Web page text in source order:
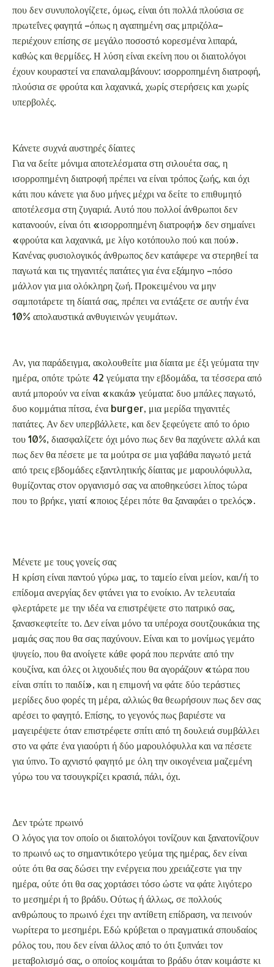
Κάνετε συχνά αυστηρές δίαιτες
Για να δείτε μόνιμα αποτελέσματα στη σιλουέτα σας, η
ισορροπημένη διατροφή πρέπει να είναι τρόπος ζωής, και όχι
κάτι που κάνετε για δυο μήνες μέχρι να δείτε το επιθυμητό
αποτέλεσμα στη ζυγαριά. Αυτό που πολλοί άνθρωποι δεν
κατανοούν, είναι ότι «ισορροπημένη διατροφή» δεν σημαίνει
«φρούτα και λαχανικά, με λίγο κοτόπουλο πού και πού».
μάλλον για μια ολόκληρη ζωή. Προκειμένου να μην
σαμποτάρετε τη δίαιτά σας, πρέπει να εντάξετε σε αυτήν ένα
10% απολαυστικά ανθυγιεινών γευμάτων.
Αν, για παράδειγμα, ακολουθείτε μια δίαιτα με έξι γεύματα την
ημέρα, οπότε τρώτε 42 γεύματα την εβδομάδα, τα τέσσερα από
αυτά μπορούν να είναι «κακά» γεύματα: δυο μπάλες παγωτό,
δυο κομμάτια πίτσα, ένα burger, μια μερίδα τηγανιτές
πατάτες. Αν δεν υπερβάλλετε, και δεν ξεφεύγετε από το όριο
του 10%, διασφαλίζετε όχι μόνο πως δεν θα παχύνετε αλλά και
πως δεν θα πέσετε με τα μούτρα σε μια γαβάθα παγωτό μετά
που το βρήκε, γιατί «ποιος ξέρει πότε θα ξαναφάει ο τρελός».
Μένετε με τους γονείς σας
Η κρίση είναι παντού γύρω μας, το ταμείο είναι μείον, και/ή το
επίδομα ανεργίας δεν φτάνει για το ενοίκιο. Αν τελευταία
φλερτάρετε με την ιδέα να επιστρέψετε στο πατρικό σας,
ξανασκεφτείτε το. Δεν είναι μόνο τα υπέροχα σουτζουκάκια της
μαμάς σας που θα σας παχύνουν. Είναι και το μονίμως γεμάτο
μερίδες δυο φορές τη μέρα, αλλιώς θα θεωρήσουν πως δεν σας
αρέσει το φαγητό. Επίσης, το γεγονός πως βαριέστε να
μαγειρέψετε όταν επιστρέφετε σπίτι από τη δουλειά συμβάλλει
στο να φάτε ένα γιαούρτι ή δύο μαρουλόφυλλα και να πέσετε
για ύπνο. Το αχνιστό φαγητό με όλη την οικογένεια μαζεμένη
γύρω του να τσουγκρίζει κρασιά, πάλι, όχι.
Δεν τρώτε πρωινό
Ο λόγος για τον οποίο οι διαιτολόγοι τονίζουν και ξανατονίζουν
το πρωινό ως το σημαντικότερο γεύμα της ημέρας, δεν είναι
ούτε ότι θα σας δώσει την ενέργεια που χρειάζεστε για την
ημέρα, ούτε ότι θα σας χορτάσει τόσο ώστε να φάτε λιγότερο
το μεσημέρι ή το βράδυ. Ούτως ή άλλως, σε πολλούς
ανθρώπους το πρωινό έχει την αντίθετη επίδραση, να πεινούν
μεταβολισμό σας, ο οποίος κοιμάται το βράδυ όταν κοιμάστε κι
εσείς. Αν δεν φάτε τίποτα το πρωί που θα ξυπνήσετε, ο
μεταβολισμός σας θα δουλέψει πολύ αργότερα μέσα στην
ημέρα, με αποτέλεσμα να μην είναι το ίδιο αποτελεσματικός.
Γεγονός που μεταφράζεται ως αποθήκευση λίπους στο σώμα
σας.
Πηγαίνετε παντού με το αυτοκίνητο
Ακόμη και αν δεν παραλείπετε τις επισκέψεις σας στο